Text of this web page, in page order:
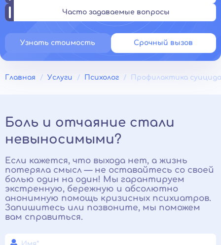
Часто задаваемые вопросы
Узнать стоимость Срочный вызов
Главная Услуги Психолог Профилактика суицида
Боль и отчаяние стали
невыносимыми?
Если кажется, что выхода нет, а жизнь
потеряла смысл — не оставайтесь со своей
болью один на один! Мы гарантируем
экстренную, бережную и абсолютно
анонимную помощь кризисных психиатров.
Запишитесь или позвоните, мы поможем
вам справиться.